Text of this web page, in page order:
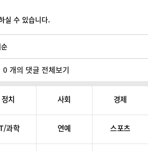
실 수 있습니다.
0 개의 댓글 전체보기
정치 사회 경제
과학 연예 스포츠